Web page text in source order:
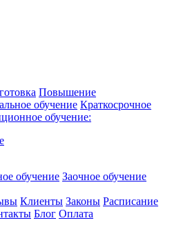
Повышение
обучение Краткосрочное
обучение:
обучение Заочное обучение
Клиенты Законы Расписание
Блог Оплата